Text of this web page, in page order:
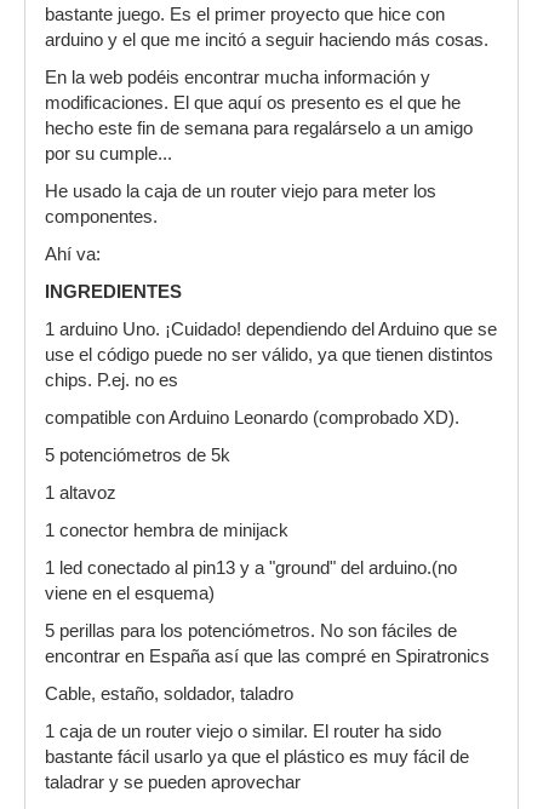
bastante juego. Es el primer proyecto que hice con
arduino y el que me incitó a seguir haciendo más cosas.
En la web podéis encontrar mucha información y
modificaciones. El que aquí os presento es el que he
hecho este fin de semana para regalárselo a un amigo
por su cumple...
He usado la caja de un router viejo para meter los
componentes.
Ahí va:
INGREDIENTES
1 arduino Uno. ¡Cuidado! dependiendo del Arduino que se
use el código puede no ser válido, ya que tienen distintos
chips. P.ej. no es
compatible con Arduino Leonardo (comprobado XD).
5 potenciómetros de 5k
1 altavoz
1 conector hembra de minijack
1 led conectado al pin13 y a "ground" del arduino.(no
viene en el esquema)
5 perillas para los potenciómetros. No son fáciles de
encontrar en España así que las compré en Spiratronics
Cable, estaño, soldador, taladro
1 caja de un router viejo o similar. El router ha sido
bastante fácil usarlo ya que el plástico es muy fácil de
taladrar y se pueden aprovechar